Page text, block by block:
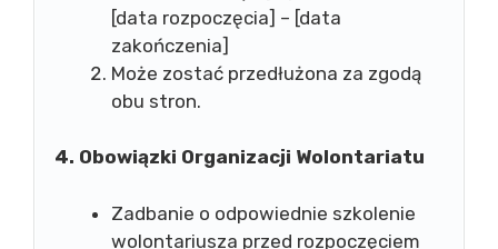
[data rozpoczęcia] – [data
zakończenia]
Może zostać przedłużona za zgodą
obu stron.
4. Obowiązki Organizacji Wolontariatu
Zadbanie o odpowiednie szkolenie
wolontariusza przed rozpoczęciem